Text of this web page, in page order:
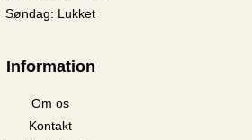
Søndag: Lukket
Information
Om os
Kontakt